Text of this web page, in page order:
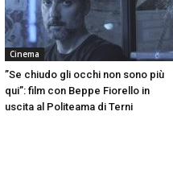
Cinema
”Se chiudo gli occhi non sono più
qui”: film con Beppe Fiorello in
uscita al Politeama di Terni